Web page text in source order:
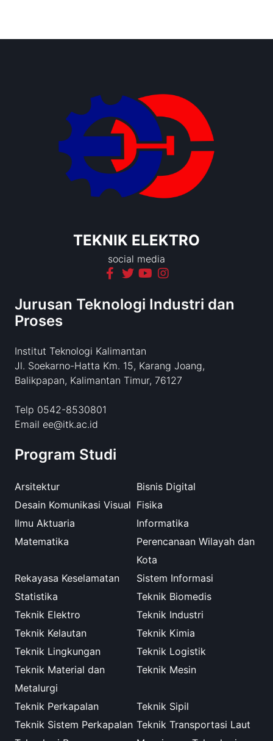
TEKNIK ELEKTRO
social media
Jurusan Teknologi Industri dan
Proses
Institut Teknologi Kalimantan
Jl. Soekarno-Hatta Km. 15, Karang Joang,
Balikpapan, Kalimantan Timur, 76127
Telp 0542-8530801
Email ee@itk.ac.id
Program Studi
Arsitektur
Bisnis Digital
Desain Komunikasi Visual Fisika
Ilmu Aktuaria
Informatika
Matematika
Perencanaan Wilayah dan
Kota
Rekayasa Keselamatan
Sistem Informasi
Statistika
Teknik Biomedis
Teknik Elektro
Teknik Industri
Teknik Kelautan
Teknik Kimia
Teknik Lingkungan
Teknik Logistik
Teknik Material dan
Metalurgi
Teknik Mesin
Teknik Perkapalan
Teknik Sipil
Teknik Sistem Perkapalan Teknik Transportasi Laut